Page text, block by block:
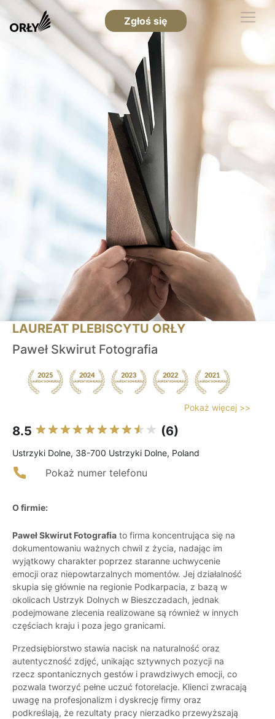
Zgłoś się
LAUREAT PLEBISCYTU ORŁY
Paweł Skwirut Fotografia
Pokaż więcej >>
8.5 (6)
Ustrzyki Dolne, 38-700 Ustrzyki Dolne, Poland
Pokaż numer telefonu
O firmie:
Paweł Skwirut Fotografia to firma koncentrująca się na
dokumentowaniu ważnych chwil z życia, nadając im
wyjątkowy charakter poprzez staranne uchwycenie
emocji oraz niepowtarzalnych momentów. Jej działalność
skupia się głównie na regionie Podkarpacia, z bazą w
okolicach Ustrzyk Dolnych w Bieszczadach, jednak
podejmowane zlecenia realizowane są również w innych
częściach kraju i poza jego granicami.
Przedsiębiorstwo stawia nacisk na naturalność oraz
autentyczność zdjęć, unikając sztywnych pozycji na
rzecz spontanicznych gestów i prawdziwych emocji, co
pozwala tworzyć pełne uczuć fotorelacje. Klienci zwracają
uwagę na profesjonalizm i dyskrecję firmy oraz
podkreślają, że rezultaty pracy nierzadko przewyższają